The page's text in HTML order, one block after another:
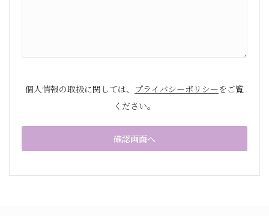
個人情報の取扱に関しては、 プライバシーポリシーをご覧
ください。